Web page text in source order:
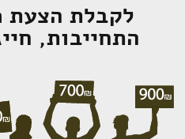
לקבלת הצעת
התחייבות,